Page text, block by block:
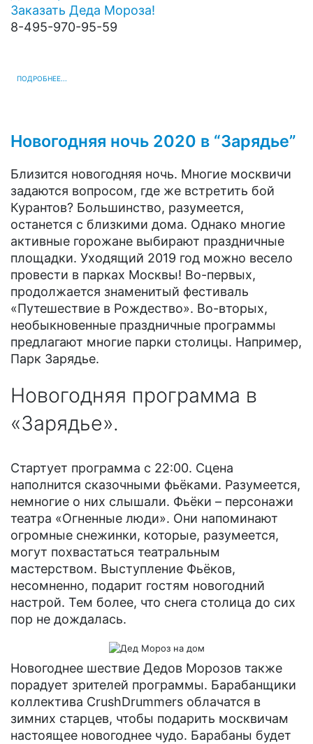
Заказать Деда Мороза!
8-495-970-95-59
ПОДРОБНЕЕ...
Новогодняя ночь 2020 в “Зарядье”
Близится новогодняя ночь. Многие москвичи
задаются вопросом, где же встретить бой
Курантов? Большинство, разумеется,
останется с близкими дома. Однако многие
активные горожане выбирают праздничные
площадки. Уходящий 2019 год можно весело
провести в парках Москвы! Во-первых,
продолжается знаменитый фестиваль
«Путешествие в Рождество». Во-вторых,
необыкновенные праздничные программы
предлагают многие парки столицы. Например,
Парк Зарядье.
Новогодняя программа в
«Зарядье».
Стартует программа с 22:00. Сцена
наполнится сказочными фьёками. Разумеется,
немногие о них слышали. Фьёки – персонажи
театра «Огненные люди». Они напоминают
огромные снежинки, которые, разумеется,
могут похвастаться театральным
мастерством. Выступление Фьёков,
несомненно, подарит гостям новогодний
настрой. Тем более, что снега столица до сих
пор не дождалась.
Новогоднее шествие Дедов Морозов также
порадует зрителей программы. Барабанщики
коллектива CrushDrummers облачатся в
зимних старцев, чтобы подарить москвичам
настоящее новогоднее чудо. Барабаны будет